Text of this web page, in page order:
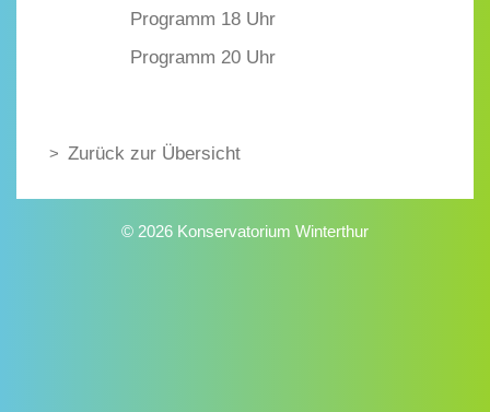
Programm 18 Uhr
Programm 20 Uhr
Zurück zur Übersicht
© 2026 Konservatorium Winterthur